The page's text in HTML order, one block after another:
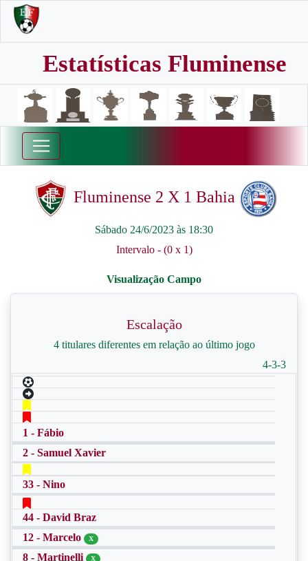
Estatísticas Fluminense
Fluminense 2 X 1 Bahia
Sábado 24/6/2023 às 18:30
Intervalo - (0 x 1)
Escalação
4 titulares diferentes em relação ao último jogo
4-3-3
1 - Fábio
2 - Samuel Xavier
33 - Nino
44 - David Braz
12 - Marcelo
X
8 - Martinelli X